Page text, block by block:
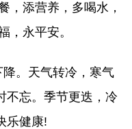
，添营养，多喝水，
，永平安。
。天气转冷，寒气
不忘。季节更迭，冷
乐健康!